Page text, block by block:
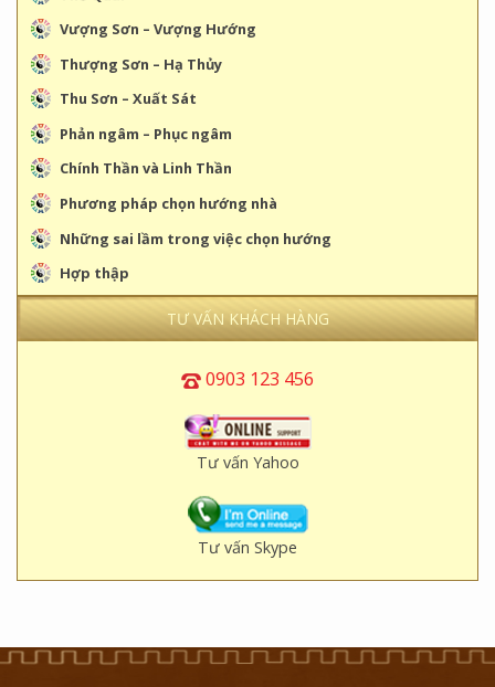
Vượng Sơn – Vượng Hướng
Thượng Sơn – Hạ Thủy
Thu Sơn – Xuất Sát
Phản ngâm – Phục ngâm
Chính Thần và Linh Thần
Phương pháp chọn hướng nhà
Những sai lầm trong việc chọn hướng
Hợp thập
TƯ VẤN KHÁCH HÀNG
0903 123 456
Tư vấn Yahoo
Tư vấn Skype